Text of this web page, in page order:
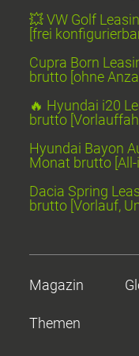
💥 VW Golf
[frei
Cupra Born
brutto [ohne
🔥 Hyundai i20
brutto
Hyundai Bayon
Monat brutto [All-
Dacia Spring
brutto [Vorlauf,
Magazin
Themen